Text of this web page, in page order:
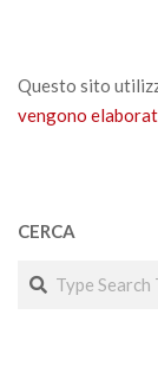
Questo sito
vengono
CERCA
Search